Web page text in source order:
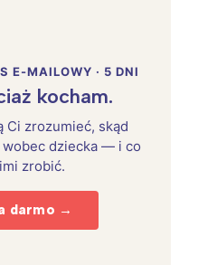
E-MAILOWY · 5 DNI
kocham.
Ci zrozumieć, skąd
dziecka — i co
zrobić.
darmo →